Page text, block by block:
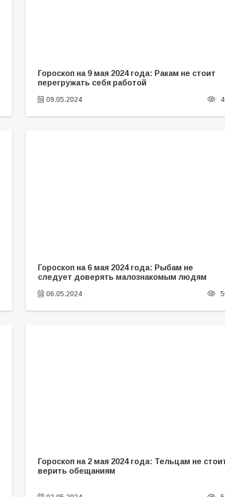
Гороскоп на 9 мая 2024 года: Ракам не стоит
перегружать себя работой
09.05.2024
Гороскоп на 6 мая 2024 года: Рыбам не
следует доверять малознакомым людям
06.05.2024
Гороскоп на 2 мая 2024 года: Тельцам не
верить обещаниям